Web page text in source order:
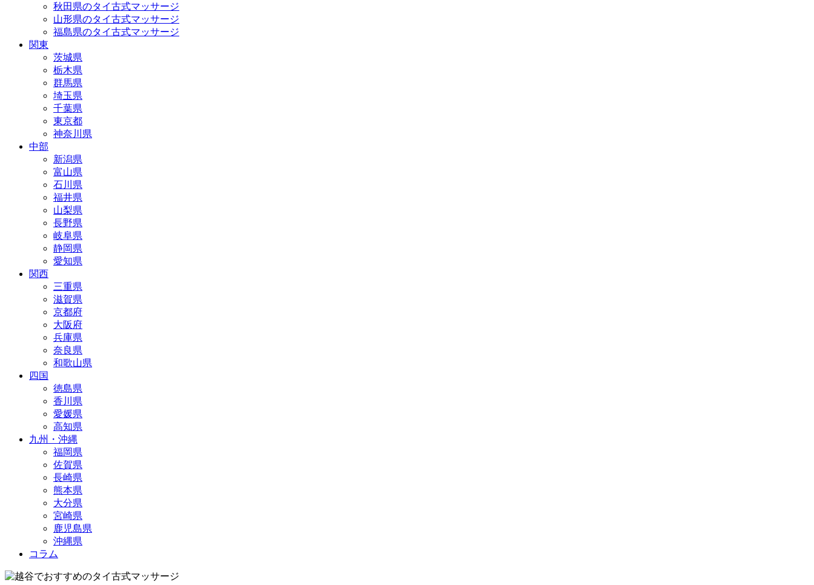
秋田県のタイ古式マッサージ
山形県のタイ古式マッサージ
福島県のタイ古式マッサージ
関東
茨城県
栃木県
群馬県
埼玉県
千葉県
東京都
神奈川県
中部
新潟県
富山県
石川県
福井県
山梨県
長野県
岐阜県
静岡県
愛知県
関西
三重県
滋賀県
京都府
大阪府
兵庫県
奈良県
和歌山県
四国
徳島県
香川県
愛媛県
高知県
九州・沖縄
福岡県
佐賀県
長崎県
熊本県
大分県
宮崎県
鹿児島県
沖縄県
コラム